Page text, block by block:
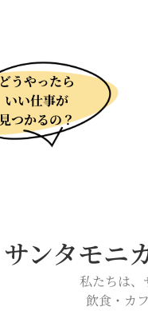
どうやったら
いい仕事が
見つかるの？
サンタモニ
私たちは
飲食・カ